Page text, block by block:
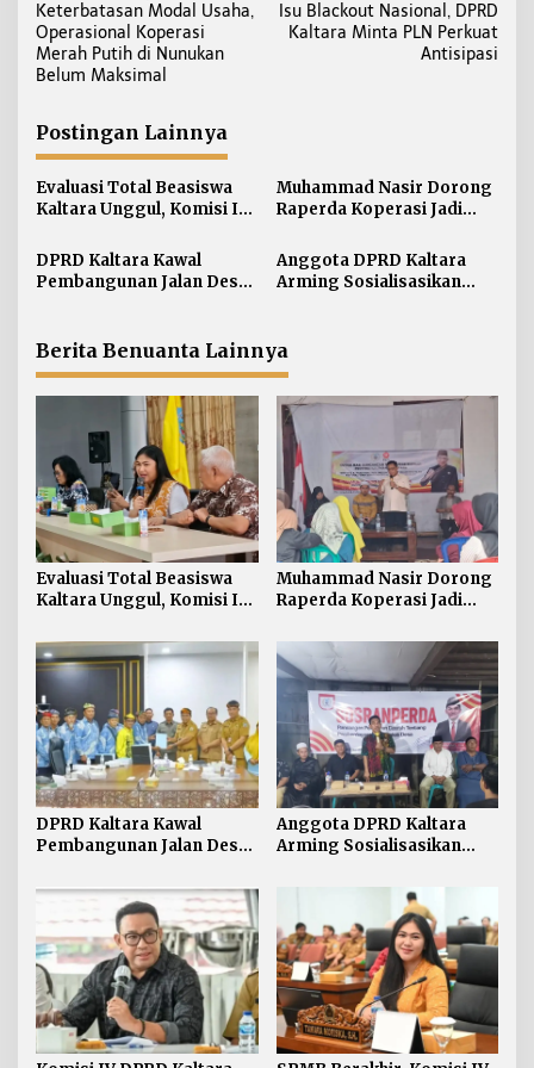
a
v
i
a
s
i
p
o
s
Keterbatasan Modal Usaha,
Operasional Koperasi
Merah Putih di Nunukan
Belum Maksimal
Isu Blackout Nasional, DPRD
Kaltara Minta PLN Perkuat
Antisipasi
Postingan Lainnya
Evaluasi Total Beasiswa
Kaltara Unggul, Komisi IV
Umum Dibuka untuk
Semua Kampus
Muhammad Nasir Dorong
Raperda Koperasi Jadi
UMKM di Kaltara
DPRD Kaltara Kawal
Pembangunan Jalan Desa
Anggota DPRD Kaltara
Arming Sosialisasikan
Berita Benuanta Lainnya
Evaluasi Total Beasiswa
Kaltara Unggul, Komisi IV
Umum Dibuka untuk
Semua Kampus
Muhammad Nasir Dorong
Raperda Koperasi Jadi
UMKM di Kaltara
DPRD Kaltara Kawal
Pembangunan Jalan Desa
Wilayah Perbatasan
Anggota DPRD Kaltara
Arming Sosialisasikan
Tengah